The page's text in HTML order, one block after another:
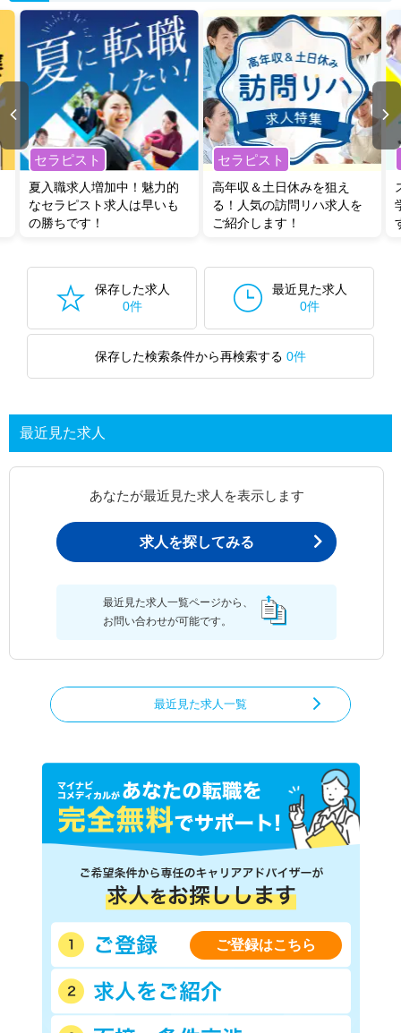
セラピスト
夏入職求人増加中！魅力的
なセラピスト求人は早いも
の勝ちです！
セラピスト
高年収＆土日休みを狙え
る！人気の訪問リハ求人を
ご紹介します！
保存した求人
0件
最近見た求人
0件
保存した検索条件から再検索する 0件
最近見た求人
あなたが最近見た求人を表示します
求人を探してみる
最近見た求人一覧ページから、
お問い合わせが可能です。
最近見た求人一覧
ご登録はこちら